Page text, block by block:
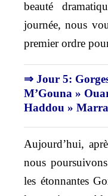
beauté
journée, nous
premier ordre
⇒ Jour 5:
M’Gouna »
Haddou »
Aujourd’hui,
nous
les étonnantes